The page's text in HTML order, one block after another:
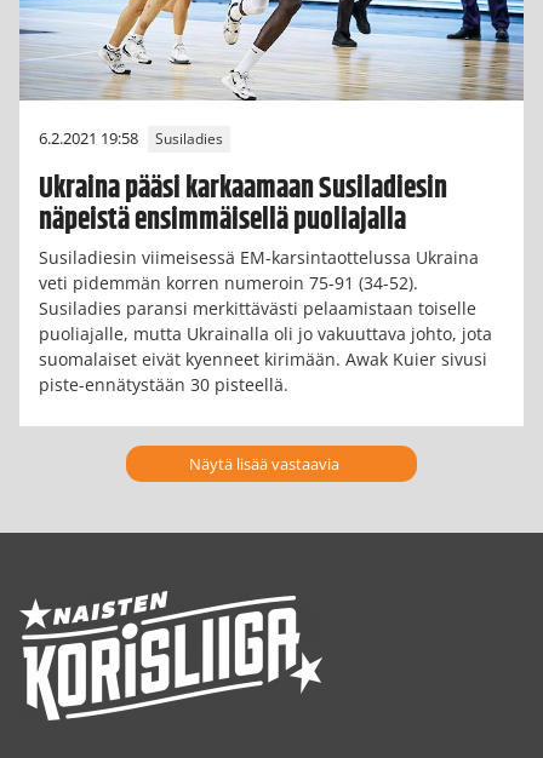
6.2.2021 19:58 Susiladies
Ukraina pääsi karkaamaan Susiladiesin
näpeistä ensimmäisellä puoliajalla
Susiladiesin viimeisessä EM-karsintaottelussa Ukraina
veti pidemmän korren numeroin 75-91 (34-52).
Susiladies paransi merkittävästi pelaamistaan toiselle
puoliajalle, mutta Ukrainalla oli jo vakuuttava johto, jota
suomalaiset eivät kyenneet kirimään. Awak Kuier sivusi
piste-ennätystään 30 pisteellä.
Näytä lisää vastaavia